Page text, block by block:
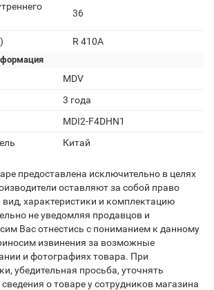
36
R 410A
MDV
3 года
MDI2-F4DHN1
Китай
предоставлена исключительно в целях
оставляют за собой право
характеристики и комплектацию
не уведомляя продавцов и
Вас отнестись с пониманием к данному
извинения за возможные
и фотографиях товара. При
убедительная просьба, уточнять
о товаре у сотрудников магазина